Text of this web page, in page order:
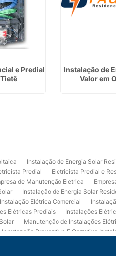
e Predial
Instalação de
Valor em
Instalação de Energia Solar
Predial Eletricista Predial e
de Manutenção Eletrica
Instalação de Energia Solar
Instalação Elétrica Comercial
Elétricas Prediais Instalações
Manutenção de Instalações
Preventiva E Corretiva